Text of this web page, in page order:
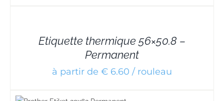
Etiquette thermique 56×50.8 –
Permanent
à partir de € 6.60 / rouleau